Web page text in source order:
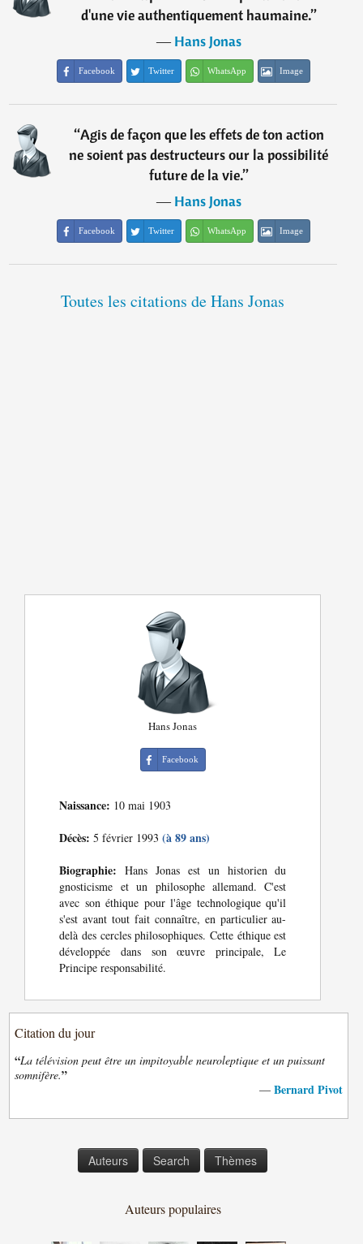
d'une vie authentiquement haumaine.”
―Hans Jonas
Facebook Twitter WhatsApp Image
“Agis de façon que les effets de ton action
ne soient pas destructeurs our la possibilité
future de la vie.”
―Hans Jonas
Facebook Twitter WhatsApp Image
Toutes les citations de Hans Jonas
Hans Jonas
Facebook
Naissance: 10 mai 1903
Décès: 5 février 1993(à 89 ans)
Biographie: Hans Jonas est un historien du
gnosticisme et un philosophe allemand. C'est
avec son éthique pour l'âge technologique qu'il
s'est avant tout fait connaître, en particulier au-
delà des cercles philosophiques. Cette éthique est
développée dans son œuvre principale, Le
Principe responsabilité.
Citation du jour
“La télévision peut être un impitoyable neuroleptique et un puissant
somnifère.”
— Bernard Pivot
Auteurs Search Thèmes
Auteurs populaires